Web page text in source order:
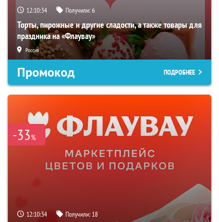
12:10:33 Получили:6
Торты, пирожные и другие сладости, а также товары для
праздника на «Флаувау»
Россия
Промокод ПОДРОБНЕЕ
-33%
12:10:33 Получили: 18